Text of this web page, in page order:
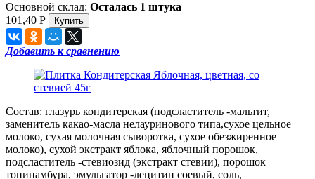
Основной склад: Осталась 1 штука
101,40 Р
Добавить к сравнению
Состав: глазурь кондитерская (подсластитель -мальтит,
заменитель какао-масла нелауринового типа,сухое цельное
молоко, сухая молочная сыворотка, сухое обезжиренное
молоко), сухой экстракт яблока, яблочный порошок,
подсластитель -стевиозид (экстракт стевии), порошок
топинамбура, эмульгатор -лецитин соевый, соль,